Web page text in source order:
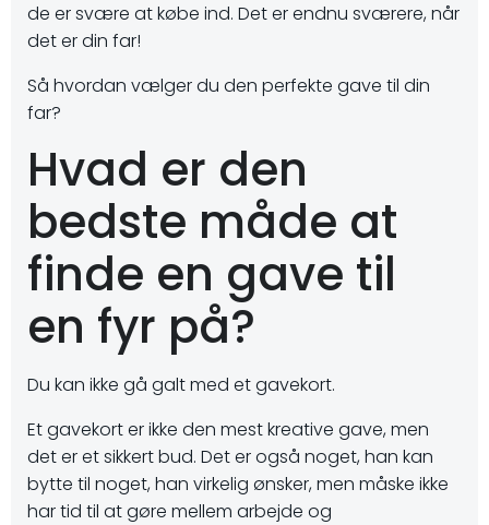
de er svære at købe ind. Det er endnu sværere, når
det er din far!
Så hvordan vælger du den perfekte gave til din
far?
Hvad er den
bedste måde at
finde en gave til
en fyr på?
Du kan ikke gå galt med et gavekort.
Et gavekort er ikke den mest kreative gave, men
det er et sikkert bud. Det er også noget, han kan
bytte til noget, han virkelig ønsker, men måske ikke
har tid til at gøre mellem arbejde og